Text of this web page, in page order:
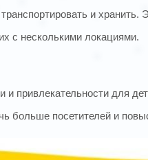
и хранить.
с несколькими локациями.
и привлекательности для
больше посетителей и